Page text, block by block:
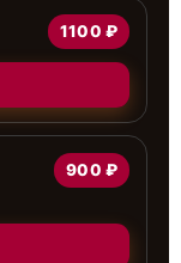
1100 ₽
900 ₽